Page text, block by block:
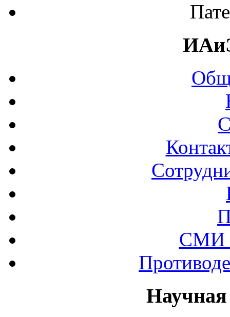
СМИ
Научная